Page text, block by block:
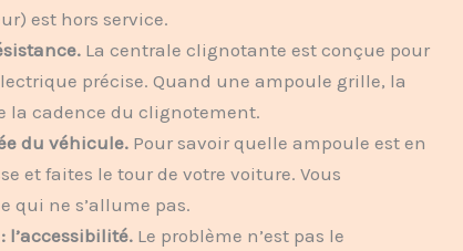
est hors service.
La centrale clignotante est conçue pour
précise. Quand une ampoule grille, la
la cadence du clignotement.
du véhicule. Pour savoir quelle ampoule est en
et faites le tour de votre voiture. Vous
qui ne s’allume pas.
l’accessibilité. Le problème n’est pas le